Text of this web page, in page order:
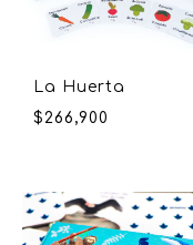
La Huerta
$ 266,900